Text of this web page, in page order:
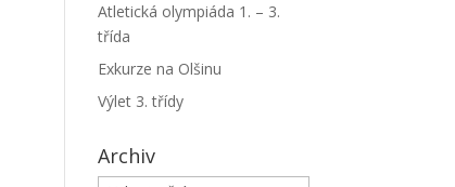
Atletická olympiáda 1. – 3.
třída
Exkurze na Olšinu
Výlet 3. třídy
Archiv